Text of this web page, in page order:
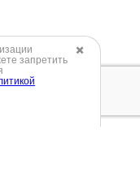
✖️
запретить